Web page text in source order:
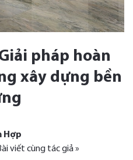
pháp hoàn
xây dựng bền
Hợp
viết cùng tác giả »